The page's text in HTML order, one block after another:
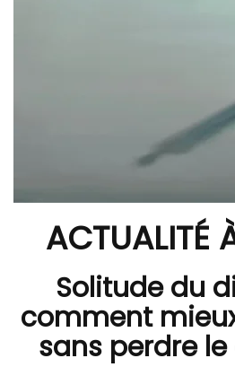
ACTUALITÉ
Solitude du
comment
sans perdre